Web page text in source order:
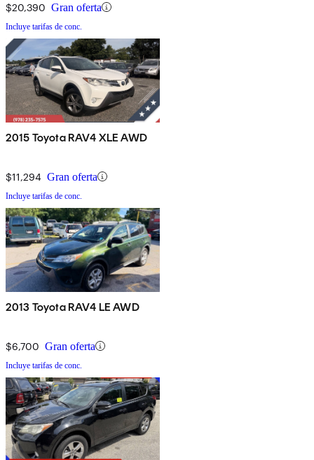
$20,390 Gran oferta
Incluye tarifas de conc.
2015 Toyota RAV4 XLE AWD
$11,294 Gran oferta
Incluye tarifas de conc.
2013 Toyota RAV4 LE AWD
$6,700 Gran oferta
Incluye tarifas de conc.